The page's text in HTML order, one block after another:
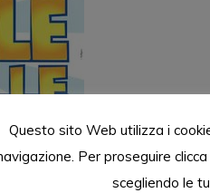
Questo sito Web utilizza i
Per proseguire
scegliendo le